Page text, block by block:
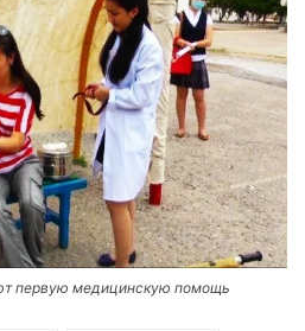
первую медицинскую помощь